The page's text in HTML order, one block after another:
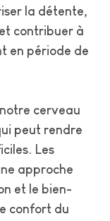
la détente,
contribuer à
en période de
cerveau
peut rendre
Les
approche
et le bien-
confort du